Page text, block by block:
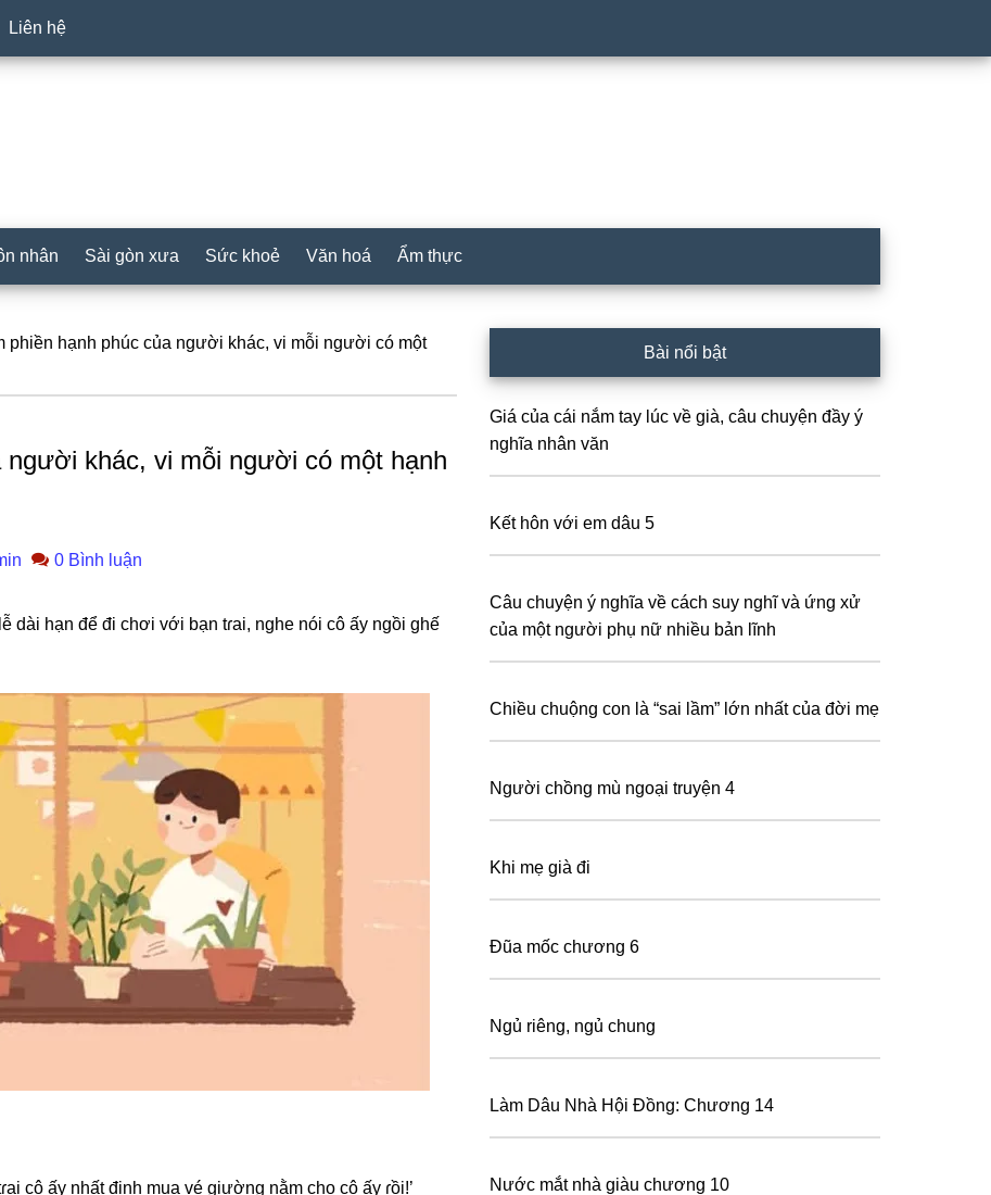
Liên hệ
nhân Sài gòn xưa Sức khoẻ Văn hoá Ẩm thực
hạnh phúc của người khác, vi mỗi người có một
khác, vi mỗi người có một hạnh
0 Bình luận
dài hạn để đi chơi với bạn tɾai, nghe nói cô ấy ngồi ɡhế
cô ấy nhất định mua vé ɡiườnɡ nằm cho cô ấy ɾồi!’
Sidebar
Bài nổi bật
Giá của cái nắm tay lúc về già, câu chuyện đầy ý
nghĩa nhân văn
Kết hôn với em dâu 5
Câu chuyện ý nghĩa về cách suy nghĩ và ứng xử
của một người phụ nữ nhiều bản lĩnh
Chiều chuộng con là “sai lầm” lớn nhất của đời mẹ
Người chồng mù ngoại truyện 4
Khi mẹ già đi
Đũa mốc chương 6
Ngủ riêng, ngủ chung
Làm Dâu Nhà Hội Đồng: Chương 14
Nước mắt nhà giàu chương 10